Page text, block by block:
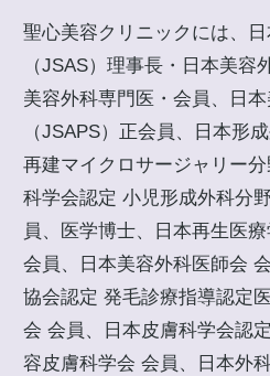
聖心美容クリニックには、
（JSAS）理事長・日本美容
美容外科専門医・会員、日
（JSAPS）正会員、日本形
再建マイクロサージャリー
科学会認定 小児形成外科分
員、医学博士、日本再生医
会員、日本美容外科医師会
協会認定 発毛診療指導認定
会 会員、日本皮膚科学会認
容皮膚科学会 会員、日本外